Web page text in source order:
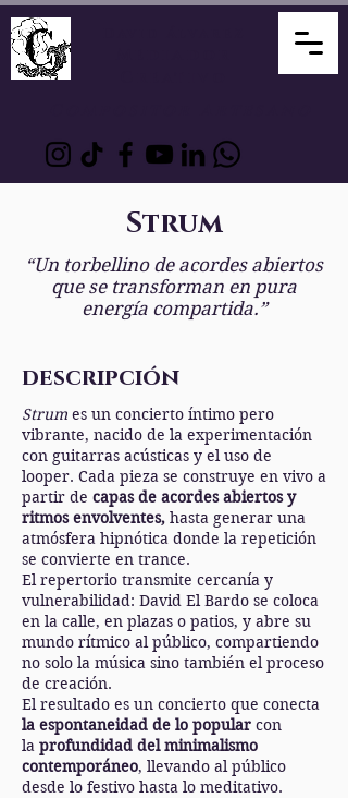
Strum
“Un torbellino de acordes abiertos
que se transforman en pura
energía compartida.”
descripción
Strum es un concierto íntimo pero
vibrante, nacido de la experimentación
con guitarras acústicas y el uso de
looper. Cada pieza se construye en vivo a
partir de capas de acordes abiertos y
ritmos envolventes, hasta generar una
atmósfera hipnótica donde la repetición
se convierte en trance.
El repertorio transmite cercanía y
vulnerabilidad: David El Bardo se coloca
en la calle, en plazas o patios, y abre su
mundo rítmico al público, compartiendo
no solo la música sino también el proceso
de creación.
El resultado es un concierto que conecta
la espontaneidad de lo popular con
la profundidad del minimalismo
contemporáneo, llevando al público
desde lo festivo hasta lo meditativo.